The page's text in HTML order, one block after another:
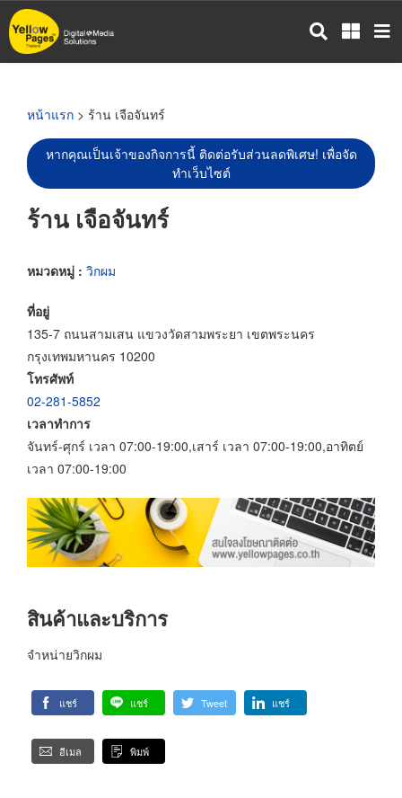
ข้าม
ไป
หน้าแรก > ร้าน เจือจันทร์
หากคุณเป็นเจ้าของกิจการนี้ ติดต่อรับส่วนลดพิเศษ! เพื่อจัด
ทำเว็บไซต์
ร้าน เจือจันทร์
หมวดหมู่ : วิกผม
ที่อยู่
135-7 ถนนสามเสน แขวงวัดสามพระยา เขตพระนคร
กรุงเทพมหานคร 10200
โทรศัพท์
02-281-5852
เวลาทำการ
จันทร์-ศุกร์ เวลา 07:00-19:00,เสาร์ เวลา 07:00-19:00,อาทิตย์
เวลา 07:00-19:00
สินค้าและบริการ
จำหน่ายวิกผม
แชร์ แชร์ Tweet แชร์
อีเมล พิมพ์